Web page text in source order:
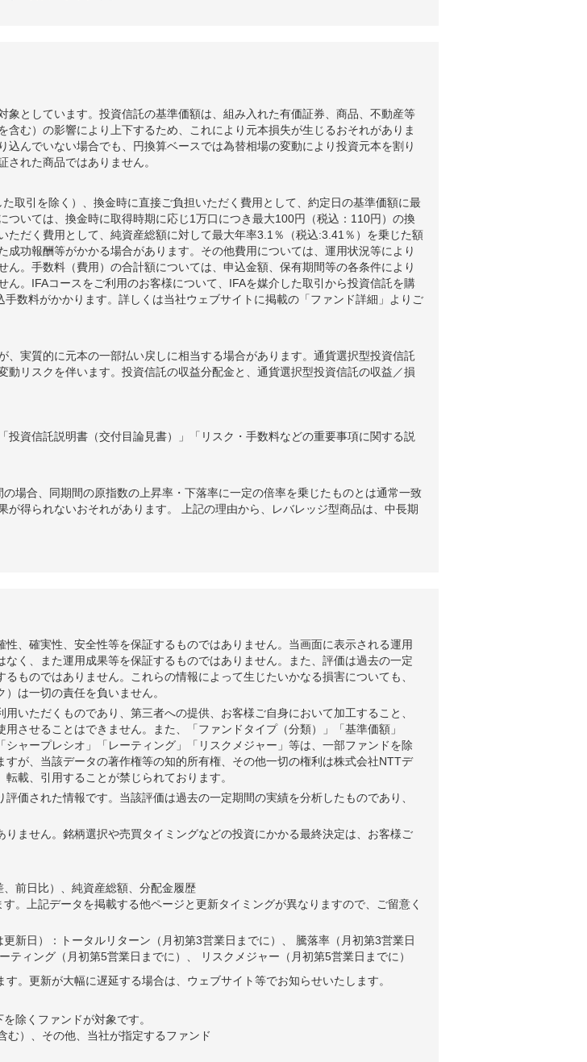
としています。投資信託の基準価額は、組み入れた有価証券、商品、不動産等
む）の影響により上下するため、これにより元本損失が生じるおそれがありま
んでいない場合でも、円換算ベースでは為替相場の変動により投資元本を割り
れた商品ではありません。
取引を除く）、換金時に直接ご負担いただく費用として、約定日の基準価額に最
いては、換金時に取得時期に応じ1万口につき最大100円（税込：110円）の換
だく費用として、純資産総額に対して最大年率3.1％（税込:3.41％）を乗じた額
功報酬等がかかる場合があります。その他費用については、運用状況等により
。手数料（費用）の合計額については、申込金額、保有期間等の各条件により
。IFAコースをご利用のお客様について、IFAを媒介した取引から投資信託を購
数料がかかります。詳しくは当社ウェブサイトに掲載の「ファンド詳細」よりご
実質的に元本の一部払い戻しに相当する場合があります。通貨選択型投資信託
リスクを伴います。投資信託の収益分配金と、通貨選択型投資信託の収益／損
資信託説明書（交付目論見書）」「リスク・手数料などの重要事項に関する説
場合、同期間の原指数の上昇率・下落率に一定の倍率を乗じたものとは通常一致
得られないおそれがあります。 上記の理由から、レバレッジ型商品は、中長期
、確実性、安全性等を保証するものではありません。当画面に表示される運用
く、また運用成果等を保証するものではありません。また、評価は過去の一定
ものではありません。これらの情報によって生じたいかなる損害についても、
は一切の責任を負いません。
いただくものであり、第三者への提供、お客様ご自身において加工すること、
させることはできません。また、「ファンドタイプ（分類）」「基準価額」
シャープレシオ」「レーティング」「リスクメジャー」等は、一部ファンドを除
が、当該データの著作権等の知的所有権、その他一切の権利は株式会社NTTデ
載、引用することが禁じられております。
価された情報です。当該評価は過去の一定期間の実績を分析したものであり、
ません。銘柄選択や売買タイミングなどの投資にかかる最終決定は、お客様ご
前日比）、純資産総額、分配金履歴
。上記データを掲載する他ページと更新タイミングが異なりますので、ご留意く
新日）：トータルリターン（月初第3営業日までに）、 騰落率（月初第3営業日
ィング（月初第5営業日までに）、 リスクメジャー（月初第5営業日までに）
。更新が大幅に遅延する場合は、ウェブサイト等でお知らせいたします。
除くファンドが対象です。
）、その他、当社が指定するファンド